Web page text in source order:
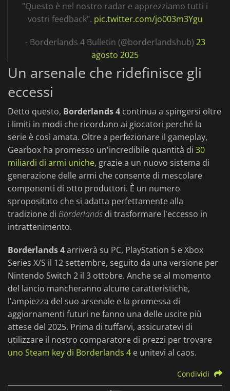
"Questo è nel nostro radar e apprezziamo tutti i
vostri feedback". pic.twitter.com/jo003m3Ygu
- Borderlands 4 Bulletin (@borderlandshub) 23
agosto 2025
Un arsenale che ridefinisce gli
eccessi
Detto questo, Borderlands 4 continua a spingersi oltre
i limiti in modi che ricordano ai giocatori perché la
serie è così amata. Oltre a perfezionare il gameplay,
Gearbox ha promesso un'incredibile quantità di 30
miliardi di armi uniche, grazie a un nuovo sistema di
generazione delle armi che consente di mescolare
componenti di otto produttori. È un numero
spropositato che si adatta perfettamente alla
tradizione di Borderlands di trasformare l'eccesso in
intrattenimento.
Borderlands 4arriverà su PC, PlayStation 5 e Xbox
Series X/S il 12 settembre, seguito da una versione per
Nintendo Switch 2 il 3 ottobre. Anche se al momento
del lancio mancheranno alcune caratteristiche,
l'ampiezza del suo arsenale e la promessa di
aggiornamenti futuri ne fanno una delle uscite più
attese del 2025. Prima di tuffarvi, assicuratevi di
utilizzare il nostro comparatore di prezzi per trovare
uno Steam key di Borderlands 4 e unitevi al caos.
Condividi